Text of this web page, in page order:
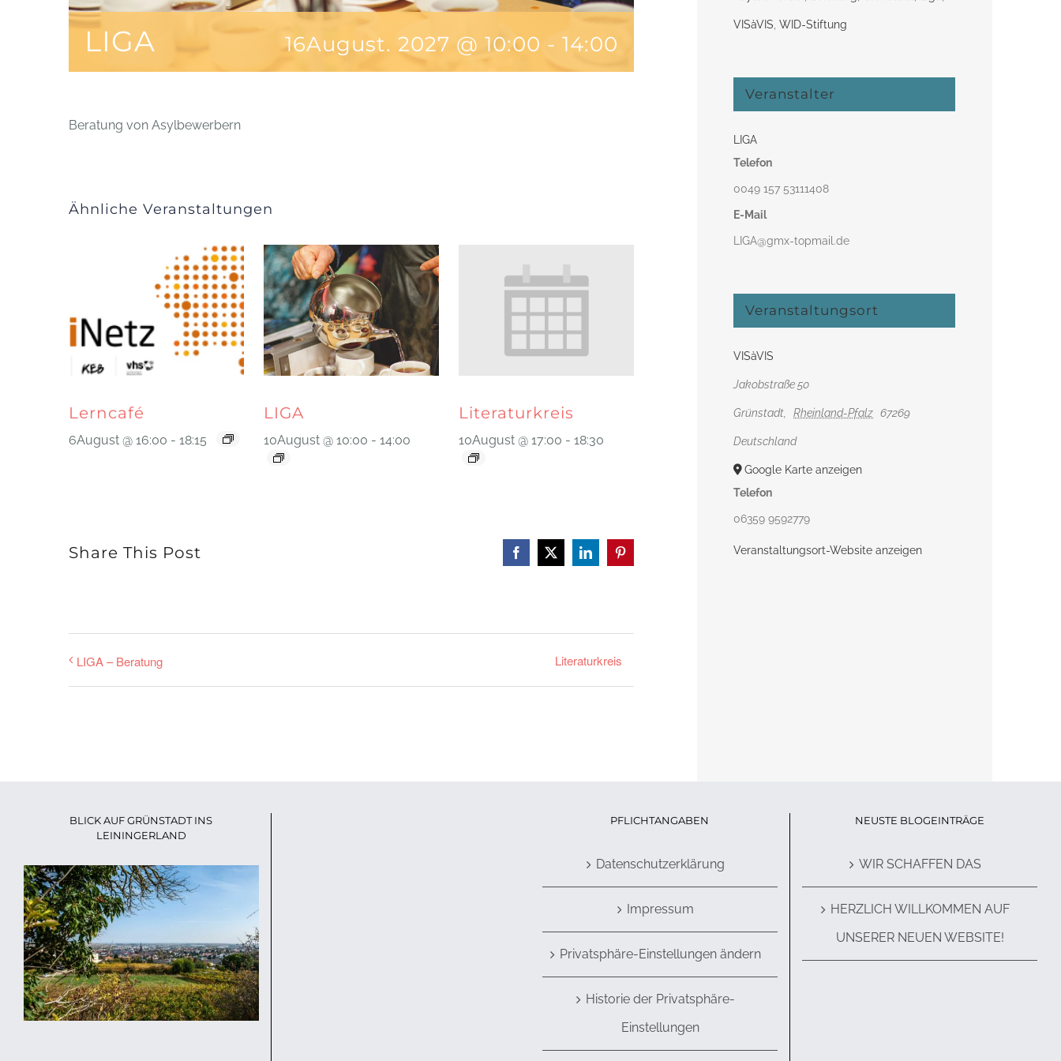
LIGA 16August. 2027 @ 10:00 - 14:00
Beratung von Asylbewerbern
Ähnliche Veranstaltungen
Lerncafé
6August @ 16:00 - 18:15
LIGA
10August @ 10:00 - 14:00
Literaturkreis
10August @ 17:00 - 18:30
Share This Post Facebook
X LinkedInPinterest
LIGA – Beratung Literaturkreis
VISàVIS ,WID-Stiftung
Veranstalter
LIGA
Telefon
0049 157 53111408‬
E-Mail
LIGA@gmx-topmail.de
Veranstaltungsort
VISàVIS
Jakobstraße 50
Grünstadt Rheinland-Pfalz 67269
Deutschland
Google Karte anzeigen
Telefon
06359 9592779
Veranstaltungsort-Website anzeigen
BLICK AUF GRÜNSTADT INS
LEININGERLAND
PFLICHTANGABEN
Datenschutzerklärung
Impressum
Privatsphäre-Einstellungen ändern
Historie der Privatsphäre-
Einstellungen
NEUSTE BLOGEINTRÄGE
WIR SCHAFFEN DAS
HERZLICH WILLKOMMEN AUF
UNSERER NEUEN WEBSITE!